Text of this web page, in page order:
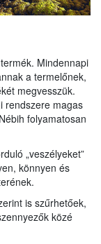
Mindennapi
a termelőnek,
megvesszük.
rendszere magas
folyamatosan
„veszélyeket”
könnyen és
is szűrhetőek,
közé